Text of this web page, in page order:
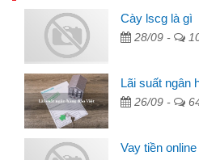
Cày lscg là gì
28/09 -
Lãi suất ngân
26/09 -
Vay tiền